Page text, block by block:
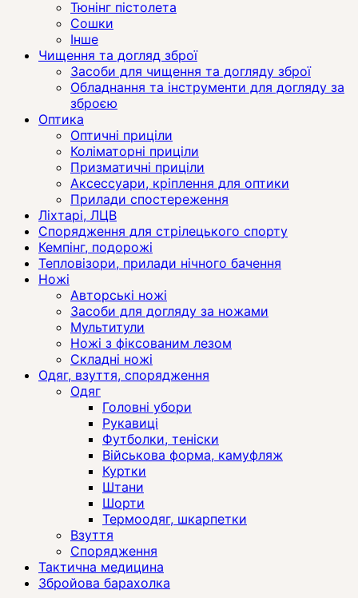
Тюнінг пістолета
Сошки
Інше
Чищення та догляд зброї
Засоби для чищення та догляду зброї
Обладнання та інструменти для догляду за
зброєю
Оптика
Оптичні приціли
Коліматорні приціли
Призматичні приціли
Аксессуари, кріплення для оптики
Прилади спостереження
Ліхтарі, ЛЦВ
Спорядження для стрілецького спорту
Кемпінг, подорожі
Тепловізори, прилади нічного бачення
Ножі
Авторські ножі
Засоби для догляду за ножами
Мультитули
Ножі з фіксованим лезом
Складні ножі
Одяг, взуття, спорядження
Одяг
Головні убори
Рукавиці
Футболки, теніски
Військова форма, камуфляж
Куртки
Штани
Шорти
Термоодяг, шкарпетки
Взуття
Спорядження
Тактична медицина
Збройова барахолка